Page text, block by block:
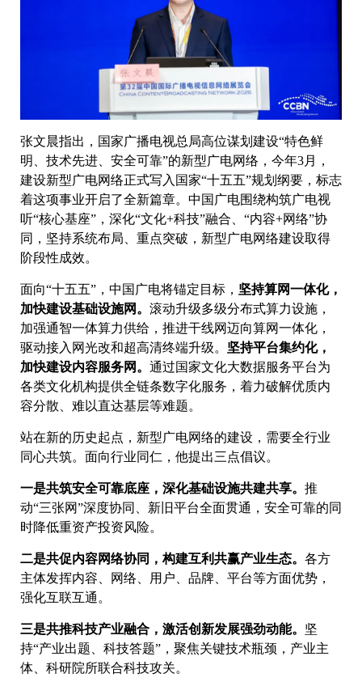
张文晨指出，国家广播电视总局高位谋划建设“特色鲜
明、技术先进、安全可靠”的新型广电网络，今年3月，
建设新型广电网络正式写入国家“十五五”规划纲要，标志
着这项事业开启了全新篇章。中国广电围绕构筑广电视
听“核心基座”，深化“文化+科技”融合、“内容+网络”协
同，坚持系统布局、重点突破，新型广电网络建设取得
阶段性成效。
面向“十五五”，中国广电将锚定目标， 坚持算网一体化，
加快建设基础设施网。 滚动升级多级分布式算力设施，
加强通智一体算力供给，推进干线网迈向算网一体化，
驱动接入网光改和超高清终端升级。 坚持平台集约化，
加快建设内容服务网。 通过国家文化大数据服务平台为
各类文化机构提供全链条数字化服务，着力破解优质内
容分散、难以直达基层等难题。
站在新的历史起点，新型广电网络的建设，需要全行业
同心共筑。面向行业同仁，他提出三点倡议。
一是共筑安全可靠底座，深化基础设施共建共享。 推
动“三张网”深度协同、新旧平台全面贯通，安全可靠的同
时降低重资产投资风险。
二是共促内容网络协同，构建互利共赢产业生态。 各方
主体发挥内容、网络、用户、品牌、平台等方面优势，
强化互联互通。
三是共推科技产业融合，激活创新发展强劲动能。 坚
持“产业出题、科技答题”，聚焦关键技术瓶颈，产业主
体、科研院所联合科技攻关。